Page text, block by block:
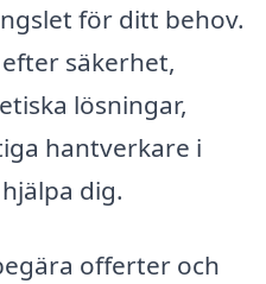
för ditt behov.
säkerhet,
lösningar,
hantverkare i
dig.
offerter och